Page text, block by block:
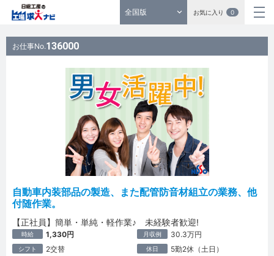
全国版 お気に入り 0
お仕事No.136000
自動車内装部品の製造、また配管防音材組立の業務、他
付随作業。
【正社員】簡単・単純・軽作業♪ 未経験者歓迎!
時給 1,330円 月収例 30.3万円
シフト 2交替 休日 5勤2休（土日）